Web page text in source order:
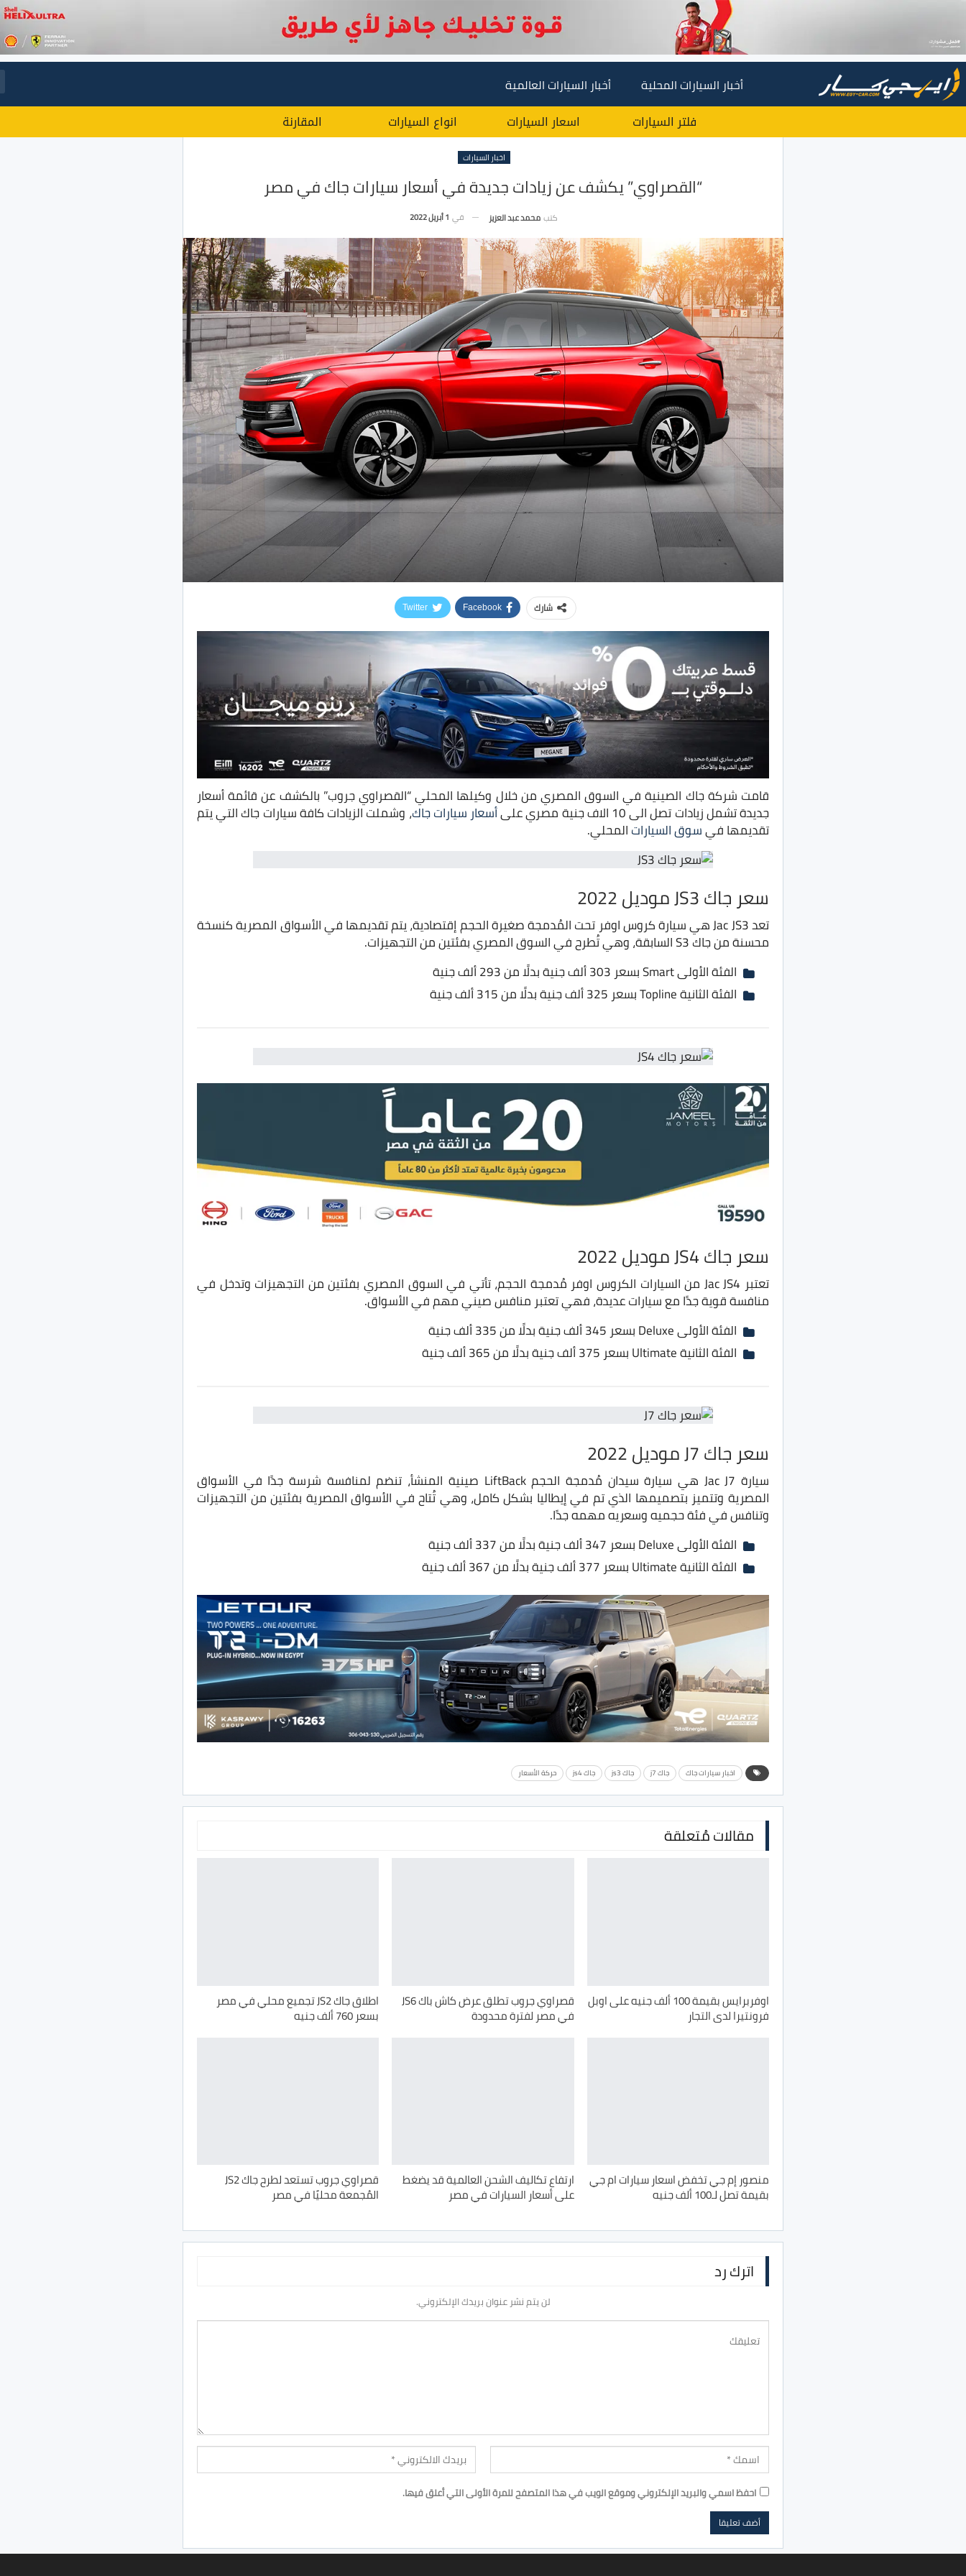
أخبار السيارات المحلية أخبار السيارات العالمية
فلتر السيارات اسعار السيارات انواع السيارات المقارنة
اخبار السيارات
“القصراوي” يكشف عن زيادات جديدة في أسعار سيارات جاك في مصر
كتب محمد عبد العزيز في 1 أبريل 2022
شارك Facebook
Twitter
قامت شركة جاك الصينية في السوق المصري من خلال وكيلها المحلي “القصراوي جروب” بالكشف عن قائمة أسعار
جديدة تشمل زيادات تصل الى 10 الاف جنية مصري على أسعار سيارات جاك، وشملت الزيادات كافة سيارات جاك التي يتم
تقديمها فيسوق السياراتالمحلي.
سعر جاك JS3 موديل 2022
تعد Jac JS3 هي سيارة كروس اوفر تحت المُدمجة صغيرة الحجم إقتصادية، يتم تقديمها في الأسواق المصرية كنسخة
محسنة من جاك S3 السابقة، وهي تُطرح في السوق المصري بفئتين من التجهيزات.
الفئة الأولى Smart بسعر 303 ألف جنية بدلًا من 293 ألف جنية
الفئة الثانية Topline بسعر 325 ألف جنية بدلًا من 315 ألف جنية
سعر جاك JS4 موديل 2022
تعتبر Jac JS4 من السيارات الكروس اوفر مُدمجة الحجم، تأتي في السوق المصري بفئتين من التجهيزات وتدخل في
منافسة قوية جدًا مع سيارات عديدة، فهي تعتبر منافس صيني مهم في الأسواق.
الفئة الأولى Deluxe بسعر 345 ألف جنية بدلًا من 335 ألف جنية
الفئة الثانية Ultimate بسعر 375 ألف جنية بدلًا من 365 ألف جنية
سعر جاك J7 موديل 2022
سيارة Jac J7 هي سيارة سيدان مُدمجة الحجم LiftBack صينية المنشأ، تنضم لمنافسة شرسة جدًا في الأسواق
المصرية وتتميز بتصميمها الذي تم في إيطاليا بشكل كامل، وهي تُتاح في الأسواق المصرية بفئتين من التجهيزات
وتنافس في فئة حجميه وسعريه مهمه جدًا.
الفئة الأولى Deluxe بسعر 347 ألف جنية بدلًا من 337 ألف جنية
الفئة الثانية Ultimate بسعر 377 ألف جنية بدلًا من 367 ألف جنية
اخبار سيارات جاك جاك j7 جاك js3 جاك js4 حركة الأسعار
مقالات مُتعلقة
اوفربرايس بقيمة 100 ألف جنيه على اوبل
فرونتيرا لدى التجار
قصراوي جروب تطلق عرض كاش باك JS6
في مصر لفترة محدودة
اطلاق جاك JS2 تجميع محلي في مصر
بسعر 760 ألف جنيه
منصور إم جي تخفض اسعار سيارات ام جي
بقيمة تصل لـ100 ألف جنيه
ارتفاع تكاليف الشحن العالمية قد يضغط
على أسعار السيارات في مصر
قصراوي جروب تستعد لطرح جاك JS2
المُجمعة محليًا في مصر
اترك رد
لن يتم نشر عنوان بريدك الإلكتروني.
احفظ اسمي والبريد الإلكتروني وموقع الويب في هذا المتصفح للمرة الأولى التي أعلق فيها.